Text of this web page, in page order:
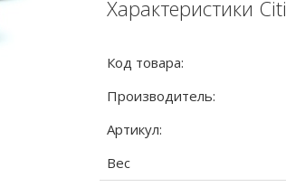
Характеристики
Код товара:
Производитель:
Артикул:
Вес